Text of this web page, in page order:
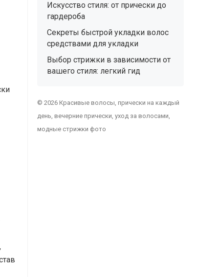
Искусство стиля: от прически до
гардероба
Секреты быстрой укладки волос
средствами для укладки
Выбор стрижки в зависимости от
вашего стиля: легкий гид
© 2026 Красивые волосы, прически на каждый
день, вечерние прически, уход за волосами,
модные стрижки фото